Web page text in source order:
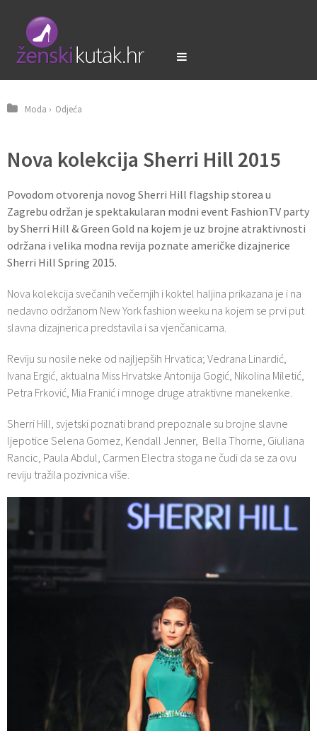
Moda › Odjeća
Nova kolekcija Sherri Hill 2015
Povodom otvorenja novog Sherri Hill flagship storea u
Zagrebu održan je spektakularan modni event FashionTV party
by Sherri Hill & Green Gold na kojem je uz brojne atraktivnosti
održana i velika modna revija poznate američke dizajnerice
Sherri Hill Spring 2015.
Nova kolekcija svečanih večernjih i koktel haljina prikazana je i na
nedavno održanom New York fashion weeku na kojem se prvi put
slavna dizajnerica predstavila i sa vjenčanicama.
Reviju su nosile neke od najljepših Hrvatica; Vedrana Linardić,
Ivana Ergić, aktualna Miss Hrvatske Antonija Gogić, Nikolina Miletić,
Petra Frković, Mia Franić i mnoge druge atraktivne manekenke.
Sherri Hill, svjetski poznati brand prepoznale su brojne slavne
ljepotice Selena Gomez, Kendall Jenner, Bella Thorne, Giuliana
Rancic, Paula Abdul, Carmen Electra stoga ne čudi da se za ovu
reviju tražila pozivnica više.